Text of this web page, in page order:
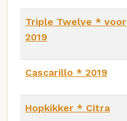
Triple Twelve * voor
2019
Cascarillo * 2019
Hopkikker * Citra